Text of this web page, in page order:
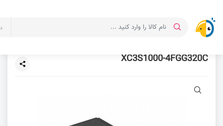
XC3S1000-4FGG320C